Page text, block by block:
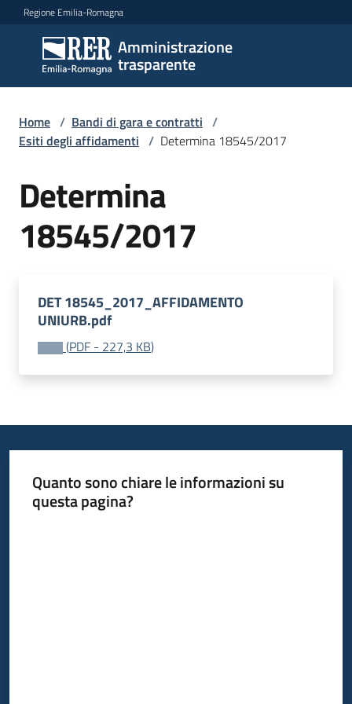
Vai al contenuto
Vai alla navigazione
Vai al footer
Regione Emilia-Romagna
Amministrazione
trasparente
Amministrazione
trasparente
Sottosezioni
Accesso
Home / Bandi di gara e contratti /
Esiti degli affidamenti / Determina 18545/2017
Determina
18545/2017
DET 18545_2017_AFFIDAMENTO
UNIURB.pdf
(PDF - 227,3 KB)
Quanto sono chiare le informazioni su
questa pagina?